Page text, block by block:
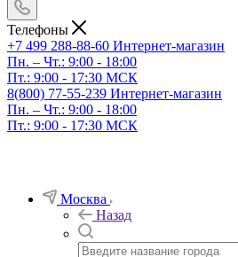
Телефоны
+7 499 288-88-60 Интернет-магазин
Пн. – Чт.: 9:00 - 18:00
Пт.: 9:00 - 17:30 МСК
8(800) 77-55-239 Интернет-магазин
Пн. – Чт.: 9:00 - 18:00
Пт.: 9:00 - 17:30 МСК
Москва
Назад